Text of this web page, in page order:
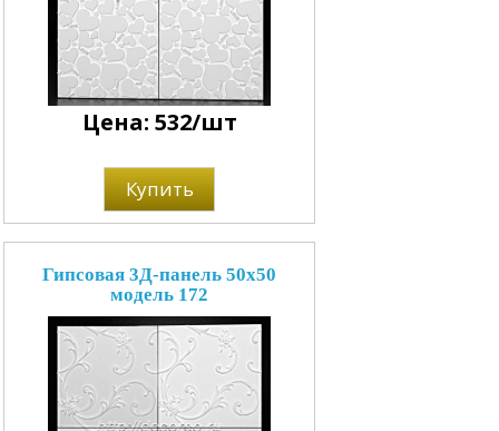
Цена: 532/шт
Купить
Гипсовая 3Д-панель 50x50
модель 172